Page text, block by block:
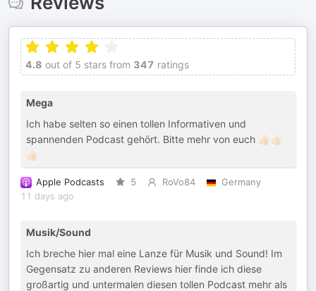
4.8 out of 5 stars from 347 ratings
Mega
Ich habe selten so einen tollen Informativen und
spannenden Podcast gehört. Bitte mehr von euch 👍🏻👍🏻
👍🏻
Apple Podcasts 5 RoVo84
Germany
11 days ago
Musik/Sound
Ich breche hier mal eine Lanze für Musik und Sound! Im
Gegensatz zu anderen Reviews hier finde ich diese
großartig und untermalen diesen tollen Podcast mehr als